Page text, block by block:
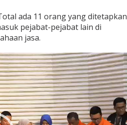
ada 11 orang yang ditetapkan
pejabat-pejabat lain di
jasa.